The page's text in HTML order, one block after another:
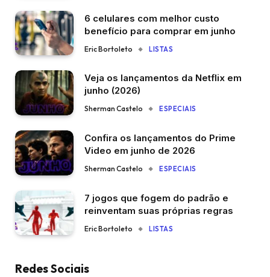
6 celulares com melhor custo
benefício para comprar em junho
Eric Bortoleto LISTAS
Veja os lançamentos da Netflix em
junho (2026)
Sherman Castelo ESPECIAIS
Confira os lançamentos do Prime
Video em junho de 2026
Sherman Castelo ESPECIAIS
7 jogos que fogem do padrão e
reinventam suas próprias regras
Eric Bortoleto LISTAS
Redes Sociais